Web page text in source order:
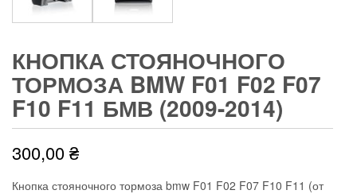
КНОПКА СТОЯНОЧНОГО
ТОРМОЗА BMW F01 F02 F07
F10 F11 БМВ (2009-2014)
300,00₴
Кнопка стояночного тормоза bmw F01 F02 F07 F10 F11 (от